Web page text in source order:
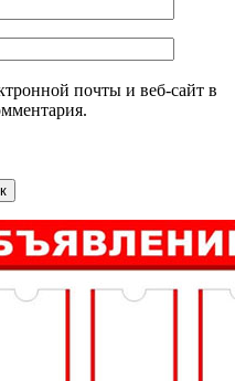
почты и веб-сайт в